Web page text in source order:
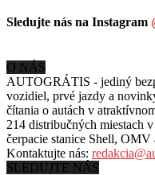
Sledujte nás na Instagram
O NÁS
AUTOGRÁTIS - jediný
vozidiel, prvé jazdy a
čítania o autách v
214 distribučných miestach
čerpacie stanice Shell, OMV
Kontaktujte nás:
SLEDUJTE NÁS